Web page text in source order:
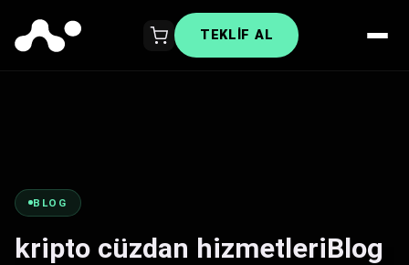
TEKLIF AL
BLOG
kripto cüzdan hizmetleriBlog